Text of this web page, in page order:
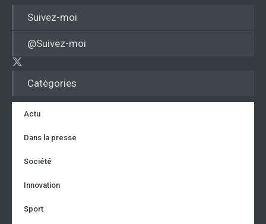
Catégories
Actu
Dans la presse
Société
Innovation
Sport
Suivez-moi
@Suivez-moi